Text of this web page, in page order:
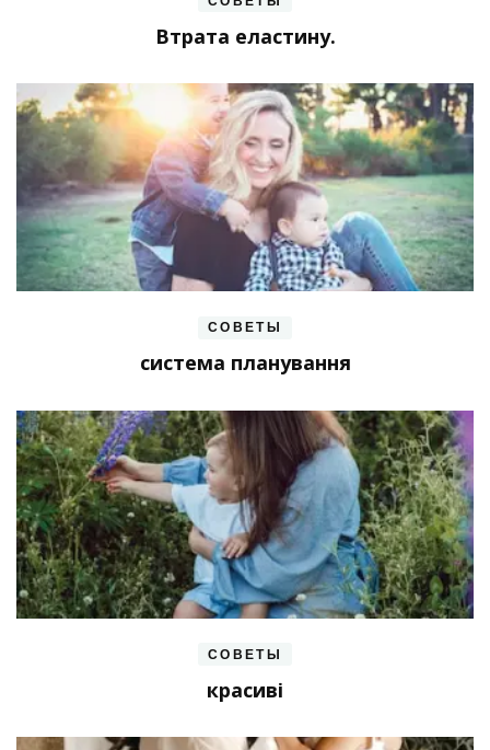
Втрата еластину.
СОВЕТЫ
система планування
СОВЕТЫ
красиві